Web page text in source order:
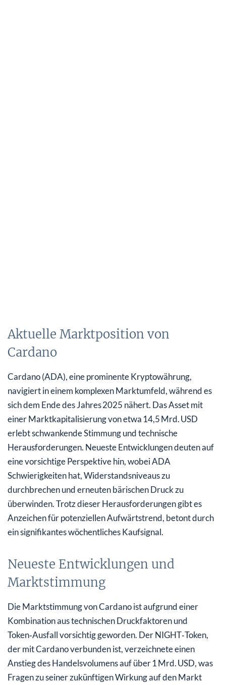
Aktuelle Marktposition von
Cardano
Cardano (ADA), eine prominente Kryptowährung,
navigiert in einem komplexen Marktumfeld, während es
sich dem Ende des Jahres 2025 nähert. Das Asset mit
einer Marktkapitalisierung von etwa 14,5 Mrd. USD
erlebt schwankende Stimmung und technische
Herausforderungen. Neueste Entwicklungen deuten auf
eine vorsichtige Perspektive hin, wobei ADA
Schwierigkeiten hat, Widerstandsniveaus zu
durchbrechen und erneuten bärischen Druck zu
überwinden. Trotz dieser Herausforderungen gibt es
Anzeichen für potenziellen Aufwärtstrend, betont durch
ein signifikantes wöchentliches Kaufsignal.
Neueste Entwicklungen und
Marktstimmung
Die Marktstimmung von Cardano ist aufgrund einer
Kombination aus technischen Druckfaktoren und
Token‑Ausfall vorsichtig geworden. Der NIGHT‑Token,
der mit Cardano verbunden ist, verzeichnete einen
Anstieg des Handelsvolumens auf über 1 Mrd. USD, was
Fragen zu seiner zukünftigen Wirkung auf den Markt